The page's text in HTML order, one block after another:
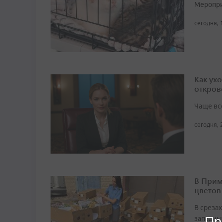
сегодня,
Как
Чаще
сегодня,
В
В